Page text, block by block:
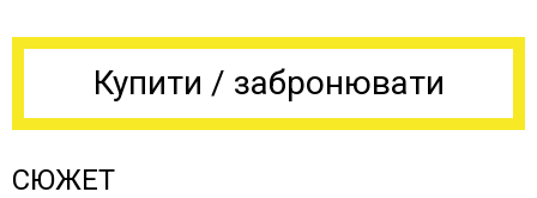
Купити / забронювати
СЮЖЕТ